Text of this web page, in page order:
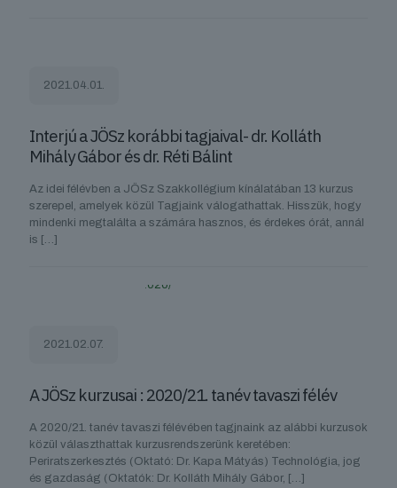
2021.04.01.
Interjú a JÖSz korábbi tagjaival- dr. Kolláth
Mihály Gábor és dr. Réti Bálint
Az idei félévben a JÖSz Szakkollégium kínálatában 13 kurzus
szerepel, amelyek közül Tagjaink válogathattak. Hisszük, hogy
mindenki megtalálta a számára hasznos, és érdekes órát, annál
is […]
2021.02.07.
A JÖSz kurzusai : 2020/21. tanév tavaszi félév
A 2020/21. tanév tavaszi félévében tagjnaink az alábbi kurzusok
közül választhattak kurzusrendszerünk keretében:
Periratszerkesztés (Oktató: Dr. Kapa Mátyás) Technológia, jog
és gazdaság (Oktatók: Dr. Kolláth Mihály Gábor, […]